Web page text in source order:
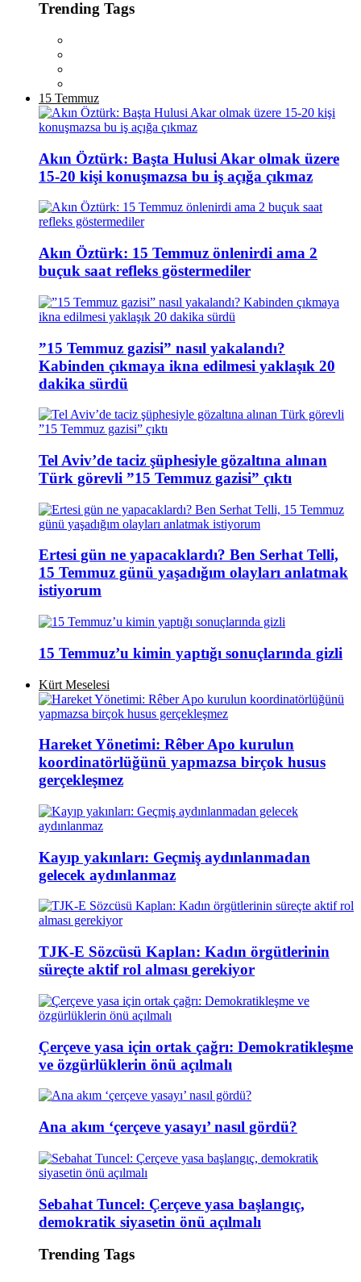
Trending Tags
15 Temmuz
Akın Öztürk: Başta Hulusi Akar olmak üzere
15-20 kişi konuşmazsa bu iş açığa çıkmaz
Akın Öztürk: 15 Temmuz önlenirdi ama 2
buçuk saat refleks göstermediler
”15 Temmuz gazisi” nasıl yakalandı?
Kabinden çıkmaya ikna edilmesi yaklaşık 20
dakika sürdü
Tel Aviv’de taciz şüphesiyle gözaltına alınan
Türk görevli ”15 Temmuz gazisi” çıktı
Ertesi gün ne yapacaklardı? Ben Serhat Telli,
15 Temmuz günü yaşadığım olayları anlatmak
istiyorum
15 Temmuz’u kimin yaptığı sonuçlarında gizli
Kürt Meselesi
Hareket Yönetimi: Rêber Apo kurulun
koordinatörlüğünü yapmazsa birçok husus
gerçekleşmez
Kayıp yakınları: Geçmiş aydınlanmadan
gelecek aydınlanmaz
TJK-E Sözcüsü Kaplan: Kadın örgütlerinin
süreçte aktif rol alması gerekiyor
Çerçeve yasa için ortak çağrı: Demokratikleşme
ve özgürlüklerin önü açılmalı
Ana akım ‘çerçeve yasayı’ nasıl gördü?
Sebahat Tuncel: Çerçeve yasa başlangıç,
demokratik siyasetin önü açılmalı
Trending Tags